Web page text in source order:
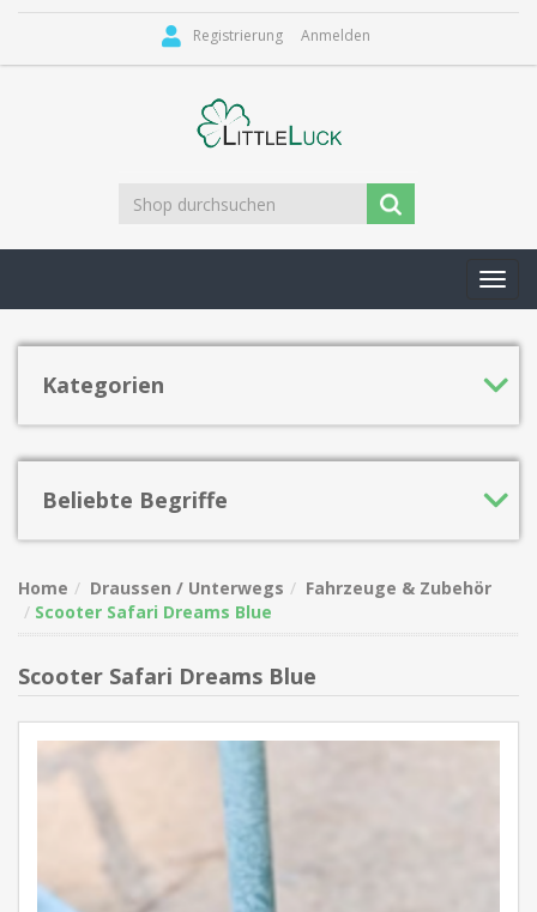
Registrierung Anmelden
Kategorien
Beliebte Begriffe
Home Draussen / Unterwegs
Fahrzeuge & Zubehör
Scooter Safari Dreams Blue
Scooter Safari Dreams Blue